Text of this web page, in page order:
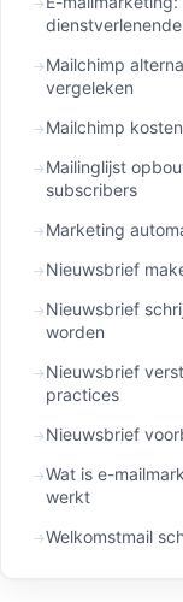
Mailchimp
vergeleken
Mailchimp
Mailinglijst
subscribers
Marketing
Nieuwsbrief
Nieuwsbrief
worden
Nieuwsbrief
practices
Nieuwsbrief
Wat is e-
werkt
Welkomstmail